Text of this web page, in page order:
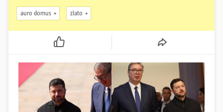
auro domus zlato